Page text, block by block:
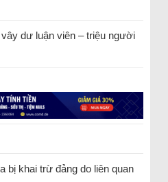
vây dư luận viên – triệu người
bị khai trừ đảng do liên quan